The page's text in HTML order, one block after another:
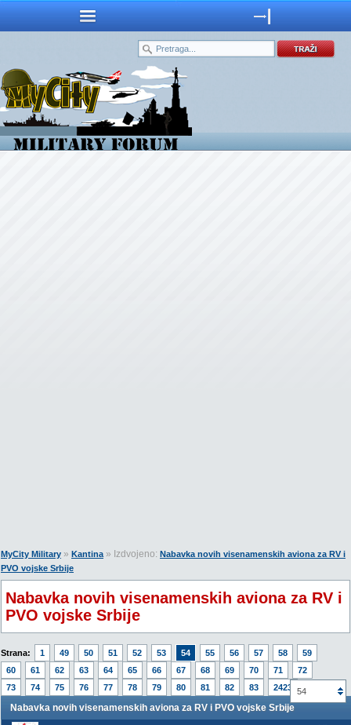
MyCity Military » Kantina» Izdvojeno: Nabavka novih visenamenskih aviona za RV i
PVO vojske Srbije
Nabavka novih visenamenskih aviona za RV i
PVO vojske Srbije
Strana: 1 49 50 51 52 53 54 55 56 57 58
59
60
61 62 63 64 65 66 67 68 69 70 71
72
73
74 75 76 77 78 79 80 81 82 83 2423 54
Nabavka novih visenamenskih aviona za RV i PVO vojske Srbije